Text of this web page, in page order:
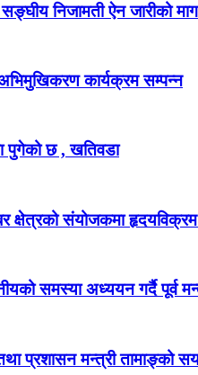
निजामती ऐन जारीको माग
अभिमुखिकरण कार्यक्रम सम्पन्न
पुगेको छ , खतिवडा
क्षेत्रको संयोजकमा
समस्या अध्ययन गर्दै पूर्व
प्रशासन मन्त्री तामाङ्को